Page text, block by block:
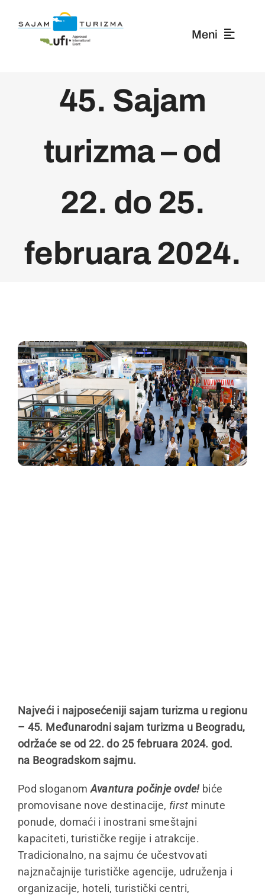
Meni
Posetioci
Mediji
45. Sajam
turizma – od
22. do 25.
februara 2024.
Najveći i najposećeniji sajam turizma u regionu
– 45. Međunarodni sajam turizma u Beogradu,
održaće se od 22. do 25 februara 2024. god.
na Beogradskom sajmu.
Pod sloganomAvantura počinje ovde! biće
promovisane nove destinacije, first minute
ponude, domaći i inostrani smeštajni
kapaciteti, turističke regije i atrakcije.
Tradicionalno, na sajmu će učestvovati
najznačajnije turističke agencije, udruženja i
organizacije, hoteli, turistički centri,